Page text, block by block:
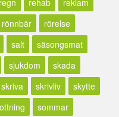
regn rehab
reklam
rönnbär
rörelse
salt
säsongsmat
sjukdom
skada
skriva skrivliv
skytte
sommar